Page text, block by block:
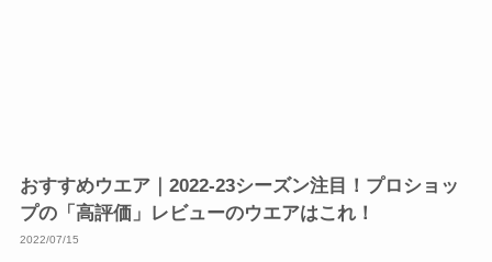
おすすめウエア｜2022-23シーズン注目！プロショッ
プの「高評価」レビューのウエアはこれ！
2022/07/15